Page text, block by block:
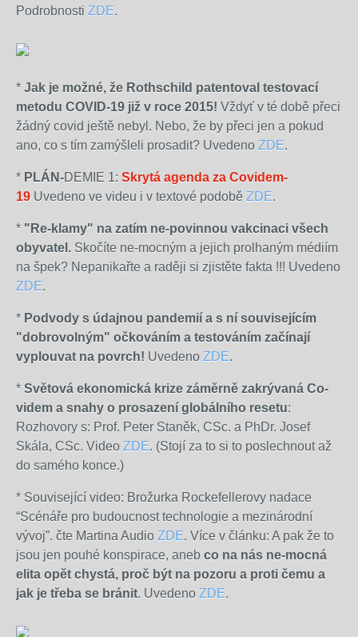
Podrobnosti ZDE.
* Jak je možné, že Rothschild patentoval testovací
metodu COVID-19 již v roce 2015! Vždyť v té době přeci
žádný covid ještě nebyl. Nebo, že by přeci jen a pokud
ano, co s tím zamýšleli prosadit? Uvedeno ZDE.
* PLÁN-DEMIE 1: Skrytá agenda za Covidem-
19 Uvedeno ve videu i v textové podobě ZDE.
* "Re-klamy" na zatím ne-povinnou vakcinaci všech
obyvatel. Skočíte ne-mocným a jejich prolhaným médiím
na špek? Nepanikařte a raději si zjistěte fakta !!! Uvedeno
ZDE.
* Podvody s údajnou pandemií a s ní souvisejícím
"dobrovolným" očkováním a testováním začínají
vyplouvat na povrch! Uvedeno ZDE.
* Světová ekonomická krize záměrně zakrývaná Co-
videm a snahy o prosazení globálního resetu:
Rozhovory s: Prof. Peter Staněk, CSc. a PhDr. Josef
Skála, CSc. Video ZDE. (Stojí za to si to poslechnout až
do samého konce.)
* Související video: Brožurka Rockefellerovy nadace
“Scénáře pro budoucnost technologie a mezinárodní
vývoj”. čte Martina Audio ZDE. Více v článku: A pak že to
jsou jen pouhé konspirace, aneb co na nás ne-mocná
elita opět chystá, proč být na pozoru a proti čemu a
jak je třeba se bránit. Uvedeno ZDE.